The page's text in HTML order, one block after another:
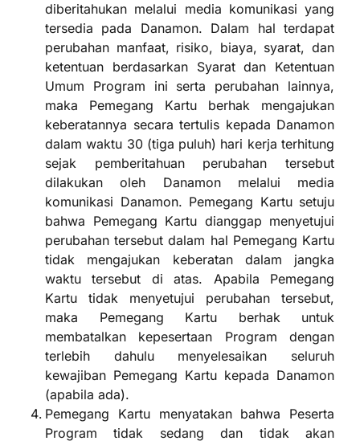
diberitahukan melalui media komunikasi yang
tersedia pada Danamon. Dalam hal terdapat
perubahan manfaat, risiko, biaya, syarat, dan
ketentuan berdasarkan Syarat dan Ketentuan
Umum Program ini serta perubahan lainnya,
maka Pemegang Kartu berhak mengajukan
keberatannya secara tertulis kepada Danamon
dalam waktu 30 (tiga puluh) hari kerja terhitung
sejak pemberitahuan perubahan tersebut
dilakukan oleh Danamon melalui media
komunikasi Danamon. Pemegang Kartu setuju
bahwa Pemegang Kartu dianggap menyetujui
perubahan tersebut dalam hal Pemegang Kartu
tidak mengajukan keberatan dalam jangka
waktu tersebut di atas. Apabila Pemegang
Kartu tidak menyetujui perubahan tersebut,
maka Pemegang Kartu berhak untuk
membatalkan kepesertaan Program dengan
terlebih dahulu menyelesaikan seluruh
kewajiban Pemegang Kartu kepada Danamon
(apabila ada).
Pemegang Kartu menyatakan bahwa Peserta
Program tidak sedang dan tidak akan